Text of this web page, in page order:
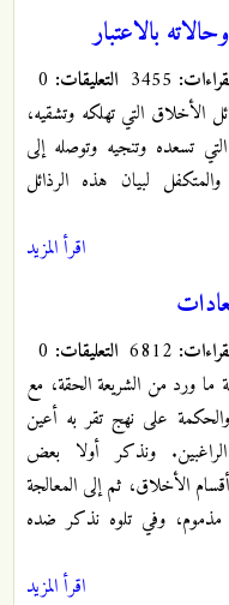
ﺑﺎﻻﻋﺘﺒﺎﺭ
التعليقات:
ﺍﻷﺧﻼﻕ ﺍﻟﺘﻲ ﺗﻬﻠﻜﻪ ﻭﺗﺸﻘﻴﻪ،
ﺗﺴﻌﺪﻩ ﻭﺗﻨﺠﻴﻪ ﻭﺗﻮﺻﻠﻪ ﺇﻟﻰ
ﻟﺒﻴﺎﻥ ﻫﺬﻩ ﺍﻟﺮﺫﺍﺋﻞ
اقرأ المزيد
التعليقات:
ﻭﺭﺩ ﻣﻦ ﺍﻟﺸﺮﻳﻌﺔ ﺍﻟﺤﻘﺔ، ﻣﻊ
ﻋﻠﻰ ﻧﻬﺞ ﺗﻘﺮ ﺑﻪ ﺃﻋﻴﻦ
ﺍﻟﺮﺍﻏﺒﻴﻦ. ﻭﻧﺬﻛﺮ ﺃﻭﻻ ﺑﻌﺾ
ﺍﻷﺧﻼﻕ، ﺛﻢ ﺇﻟﻰ ﺍﻟﻤﻌﺎﻟﺠﺔ
ﻣﺬﻣﻮﻡ، ﻭﻓﻲ ﺗﻠﻮﻩ ﻧﺬﻛﺮ ﺿﺪﻩ
اقرأ المزيد